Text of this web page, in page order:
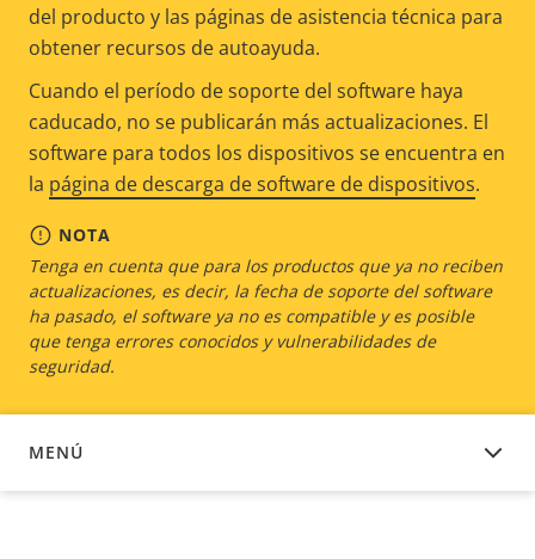
del producto y las páginas de asistencia técnica para
obtener recursos de autoayuda.
Cuando el período de soporte del software haya
caducado, no se publicarán más actualizaciones. El
software para todos los dispositivos se encuentra en
la página de descarga de software de dispositivos.
NOTA
Tenga en cuenta que para los productos que ya no reciben
actualizaciones, es decir, la fecha de soporte del software
ha pasado, el software ya no es compatible y es posible
que tenga errores conocidos y vulnerabilidades de
seguridad.
MENÚ
SOFTWARE DEL DISPOSITIVO